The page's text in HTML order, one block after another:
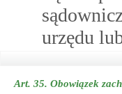
urzędu
Art. 35. Obowiązek